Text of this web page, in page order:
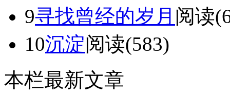
9寻找曾经的岁月 阅读
10沉淀阅读(583)
本栏最新文章